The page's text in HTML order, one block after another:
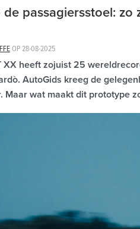
passagiersstoel: zo
OP28-08-2025
XX heeft zojuist 25
AutoGids kreeg de
Maar wat maakt dit prototype